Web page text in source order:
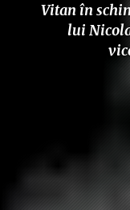
Vitan în
lui